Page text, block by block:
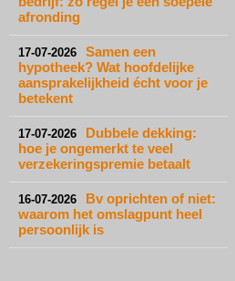
afronding
17-07-2026
Samen een
hypotheek? Wat hoofdelijke
aansprakelijkheid écht voor je
betekent
17-07-2026
Dubbele dekking:
hoe je ongemerkt te veel
verzekeringspremie betaalt
16-07-2026
Bv oprichten of niet:
waarom het omslagpunt heel
persoonlijk is